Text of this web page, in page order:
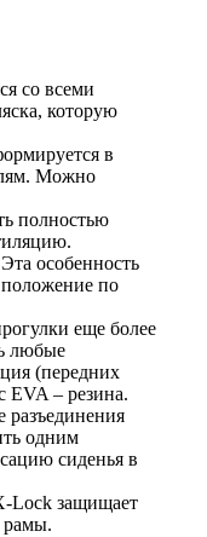
со всеми
которую
в
Можно
полностью
особенность
положение по
еще более
любые
(передних
EVA – резина.
разъединения
одним
сиденья в
Lock защищает
рамы.